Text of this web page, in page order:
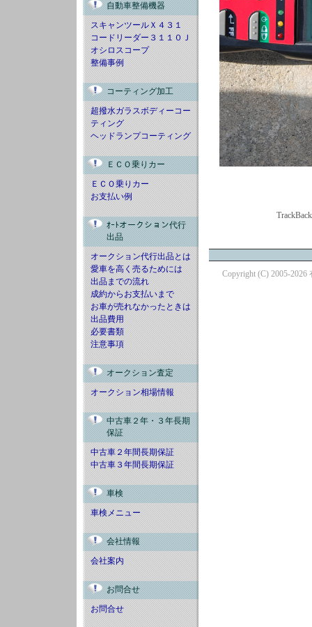
自動車整備機器
スキャンツールＸ４３１
コードリーダー３１１０Ｊ
オシロスコープ
整備事例
コーティング加工
超撥水ガラスボディーコー
ティング
ヘッドランプコーティング
ＥＣＯ乗りカー
ＥＣＯ乗りカー
お支払い例
ｵｰﾄオークション代行
出品
オークション代行出品とは
愛車を高く売るためには
出品までの流れ
成約からお支払いまで
お車が売れなかったときは
出品費用
必要書類
注意事項
オークション査定
オークション相場情報
中古車２年・３年長期
保証
中古車２年間長期保証
中古車３年間長期保証
車検
車検メニュー
会社情報
会社案内
お問合せ
お問合せ
Copyright (C) 2005-